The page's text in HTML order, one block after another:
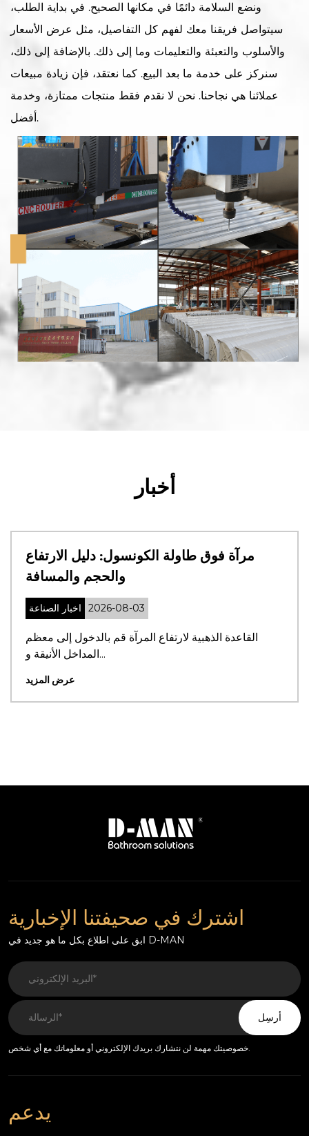
ونضع السلامة دائمًا في مكانها الصحيح. في بداية الطلب،
سيتواصل فريقنا معك لفهم كل التفاصيل، مثل عرض الأسعار
والأسلوب والتعبئة والتعليمات وما إلى ذلك. بالإضافة إلى ذلك،
سنركز على خدمة ما بعد البيع. كما نعتقد، فإن زيادة مبيعات
عملائنا هي نجاحنا. نحن لا نقدم فقط منتجات ممتازة، وخدمة
أفضل.
أخبار
مرآة فوق طاولة
القاعدة الذهبية لارتفاع
النهائي للأنماط
المناسبة؟ كبائن
اشترك في صحيفتنا الإخبارية
ابق على اطلاع بكل ما هو جديد في D-MAN
أرسِل
خصوصيتك مهمة لن نتشارك بريدك الإلكتروني أو معلوماتك مع أي شخص.
يدعم